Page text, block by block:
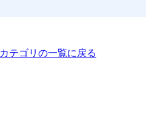
カテゴリの一覧に戻る